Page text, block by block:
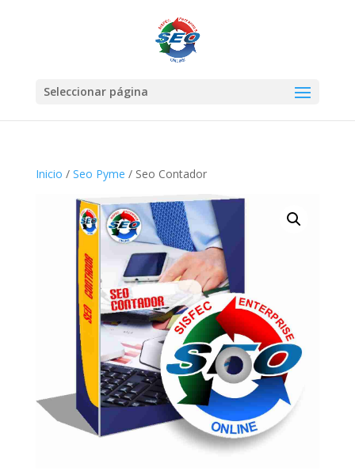
Seleccionar página
Inicio / Seo Pyme / Seo Contador